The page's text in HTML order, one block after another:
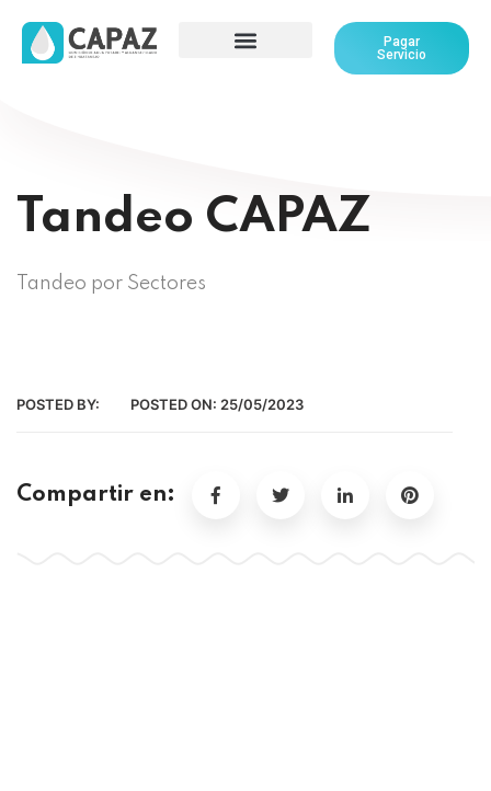
Pagar
Servicio
Tandeo CAPAZ
Tandeo por Sectores
POSTED BY: POSTED ON: 25/05/2023
Compartir en: